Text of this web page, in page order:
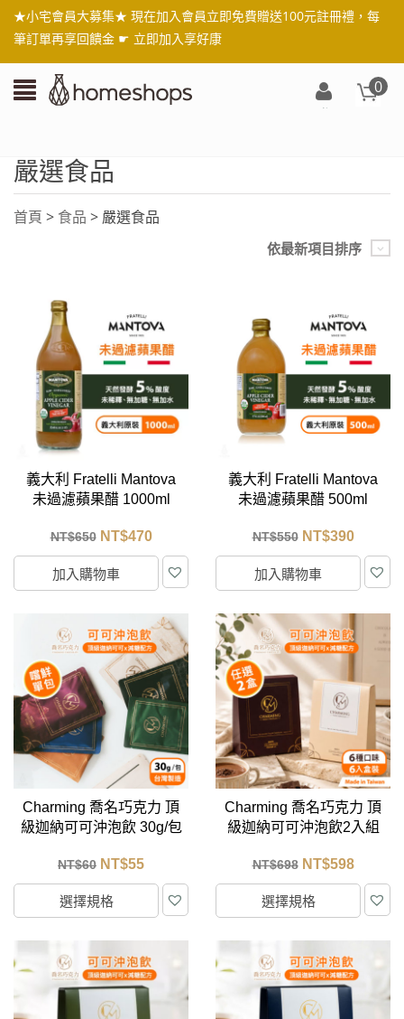
★小宅會員大募集★ 現在加入會員立即免費贈送100元註冊禮，每
筆訂單再享回饋金 ☛ 立即加入享好康
0
首頁 > 食品 > 嚴選食品
嚴選食品
依最新項目排序
義大利 Fratelli Mantova
未過濾蘋果醋 1000ml
NT$650 NT$470
加入購物車
義大利 Fratelli Mantova
未過濾蘋果醋 500ml
NT$550 NT$390
加入購物車
Charming 喬名巧克力 頂
級迦納可可沖泡飲 30g/包
NT$60 NT$55
選擇規格
Charming 喬名巧克力 頂
級迦納可可沖泡飲2入組
NT$698 NT$598
選擇規格